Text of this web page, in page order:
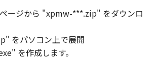
ージから "xpmw-***.zip" をダウンロ
をパソコン上で展開
を作成します。